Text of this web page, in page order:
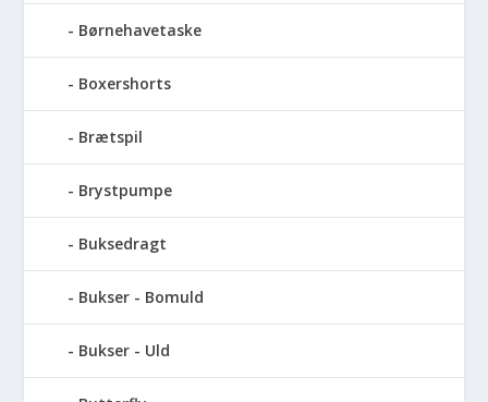
Børnehavetaske
Boxershorts
Brætspil
Brystpumpe
Buksedragt
Bukser - Bomuld
Bukser - Uld